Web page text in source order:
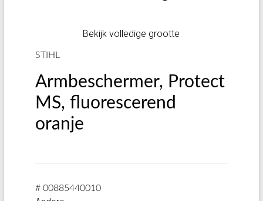
Bekijk volledige grootte
STIHL
Armbeschermer, Protect
MS, fluorescerend
oranje
# 00885440010